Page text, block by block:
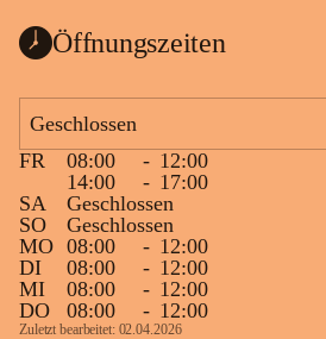
Öffnungszeiten
Geschlossen
FR
08:00 - 12:00
14:00
- 17:00
SA
Geschlossen
SO
Geschlossen
MO 08:00 - 12:00
DI
08:00 - 12:00
MI
08:00 - 12:00
DO
08:00 - 12:00
Zuletzt bearbeitet: 02.04.2026